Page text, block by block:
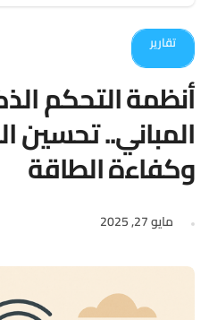
تقارير
أنظمة التحكم
المباني.. تحسين
وكفاءة الطاقة
مايو 27, 2025